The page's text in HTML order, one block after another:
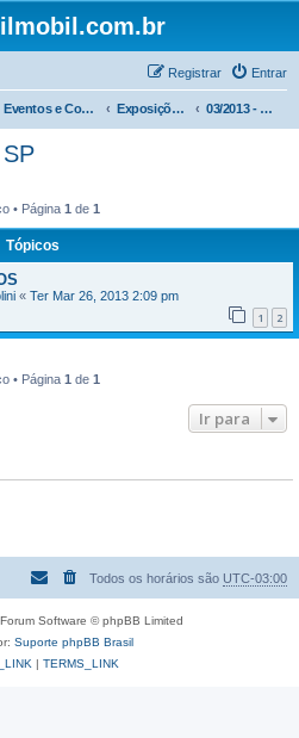
Entrar
Registrar
Eventos e Comemorações Exposições Dia do Fã / SP 03/2013 - Dia do Fã / SP
• Página 1 de 1
Tópicos
« Ter Mar 26, 2013 2:09 pm
1 2
• Página 1 de 1
Ir para
Todos os horários são UTC-03:00
Software © phpBB Limited
Suporte phpBB Brasil
| TERMS_LINK